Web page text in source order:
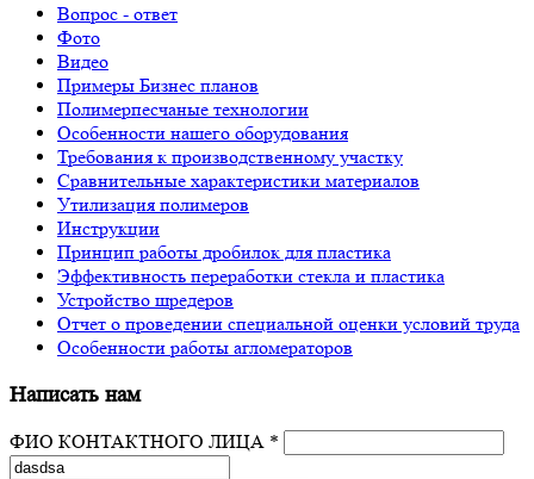
Вопрос - ответ
Фото
Видео
Примеры Бизнес планов
Полимерпесчаные технологии
Особенности нашего оборудования
Требования к производственному участку
Сравнительные характеристики материалов
Утилизация полимеров
Инструкции
Принцип работы дробилок для пластика
Эффективность переработки стекла и пластика
Устройство шредеров
Отчет о проведении специальной оценки условий труда
Особенности работы агломераторов
Написать нам
ФИО КОНТАКТНОГО ЛИЦА *